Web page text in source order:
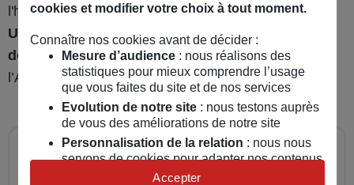
l'heure, la date et sa signature.
Un original qui servira à l’acquéreur lors de ses
démarches, effectuées en ligne sur le site de
l’ANTS, ou via un prestataire habilité.
Attention !
cookies et modifier votre choix à tout moment.
Connaître nos cookies avant de décider :
Mesure d’audience: nous réalisons des
statistiques pour mieux comprendre l’usage
que vous faites du site et de nos services
Evolution de notre site: nous testons auprès
de vous des améliorations de notre site
Personnalisation de la relation : nous nous
servons de cookies pour adapter nos contenus
et personnaliser nos offres
Accepter